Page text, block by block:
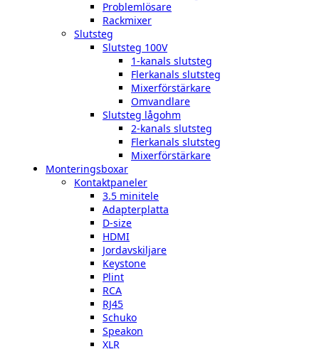
Problemlösare
Rackmixer
Slutsteg
Slutsteg 100V
1-kanals slutsteg
Flerkanals slutsteg
Mixerförstärkare
Omvandlare
Slutsteg lågohm
2-kanals slutsteg
Flerkanals slutsteg
Mixerförstärkare
Monteringsboxar
Kontaktpaneler
3.5 minitele
Adapterplatta
D-size
HDMI
Jordavskiljare
Keystone
Plint
RCA
RJ45
Schuko
Speakon
XLR